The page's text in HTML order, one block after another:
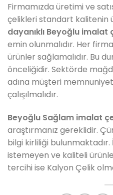
Firmamızda üretimi ve
çelikleri standart kalitenin
dayanıklı Beyoğlu imalat
emin olunmalıdır. Her
ürünler sağlamalıdır. Bu
önceliğidir. Sektörde
adına müşteri
çalışılmalıdır.
Beyoğlu Sağlam imalat
araştırmanız gereklidir.
bilgi kirliliği bulunmaktadır.
istemeyen ve kaliteli
tercihi ise Kalyon Çelik